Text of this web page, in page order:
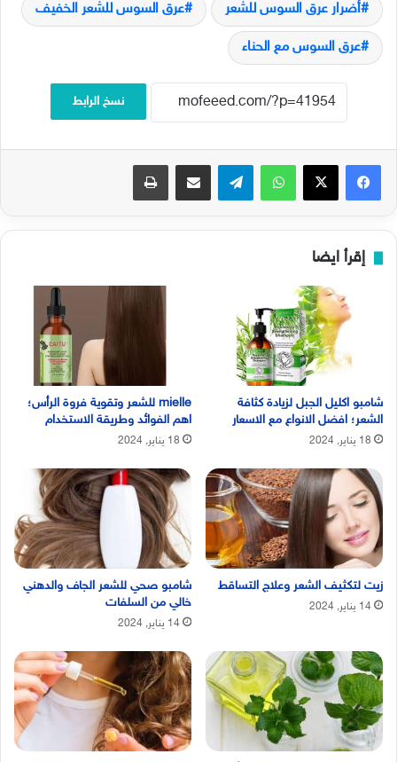
أضرار عرق السوس للشعر عرق السوس للشعر الخفيف
عرق السوس مع الحناء
نسخ الرابط
فيسبوك‫X واتساب تيلقرام مشاركة عبر البريد طباعة
إقرأ ايضا
شامبو اكليل الجبل لزيادة كثافة
الشعر؛ افضل الانواع مع الاسعار
18 يناير, 2024
mielle للشعر وتقوية فروة الرأس؛
اهم الفوائد وطريقة الاستخدام
18 يناير, 2024
زيت لتكثيف الشعر وعلاج التساقط
14 يناير, 2024
شامبو صحي للشعر الجاف والدهني
خالي من السلفات
14 يناير, 2024